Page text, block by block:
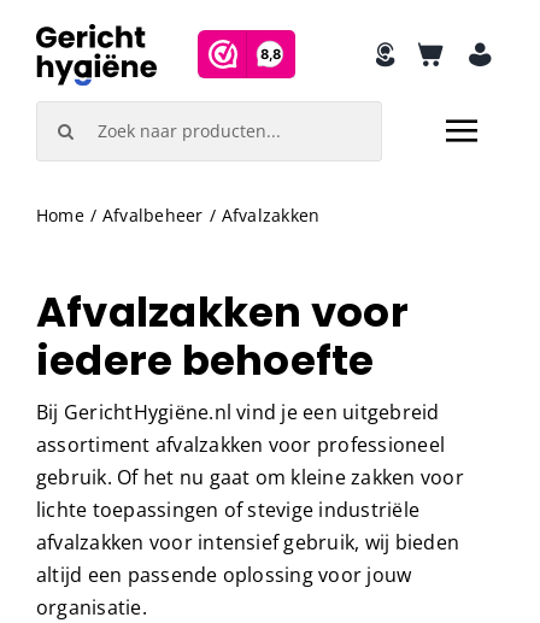
content
Home Afvalbeheer Afvalzakken
Afvalzakken voor
iedere behoefte
Bij GerichtHygiëne.nl vind je een uitgebreid
assortiment afvalzakken voor professioneel
gebruik. Of het nu gaat om kleine zakken voor
lichte toepassingen of stevige industriële
afvalzakken voor intensief gebruik, wij bieden
altijd een passende oplossing voor jouw
organisatie.